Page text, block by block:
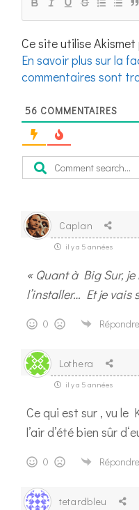
Ce site utilise
En savoir plus sur la
commentaires sont
56 COMMENTAIRES
Caplan
il y a 5 années
« Quant à Big Sur,
l’installer… Et je vais
0 Répondre
Lothera
il y a 5 années
Ce qui est sur , vu le
l’air d’été bien sûr
0 Répondre
tetardbleu